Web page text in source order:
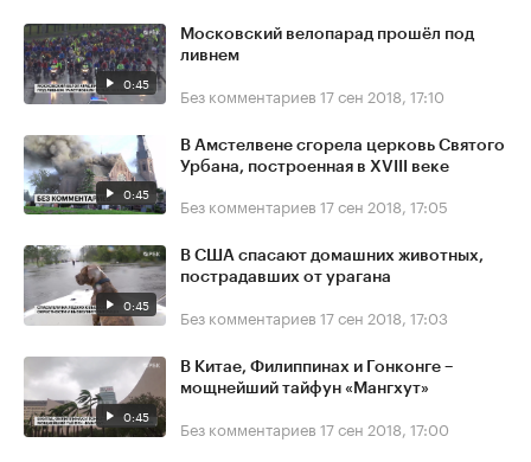
0:45
Московский велопарад прошёл под
ливнем
Без комментариев 17 сен 2018, 17:10
0:45
В Амстелвене сгорела церковь Святого
Урбана, построенная в XVIII веке
Без комментариев 17 сен 2018, 17:05
0:45
В США спасают домашних животных,
пострадавших от урагана
Без комментариев 17 сен 2018, 17:03
0:45
В Китае, Филиппинах и Гонконге –
мощнейший тайфун «Мангхут»
Без комментариев 17 сен 2018, 17:00